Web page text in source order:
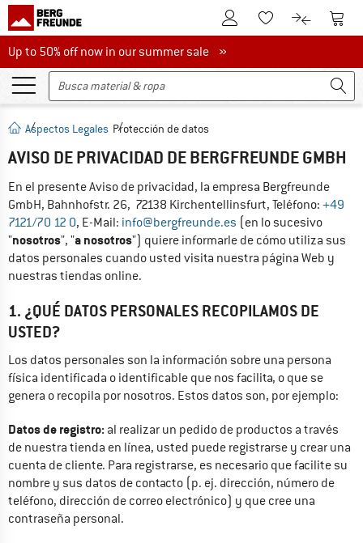
A la cuenta de cliente
A la lista de
A la A la
Up to 50% off now in our summer sale
Up to 50% off now in our summer sale »
Aspectos Legales Protección de datos
AVISO DE PRIVACIDAD DE BERGFREUNDE GMBH
En el presente Aviso de privacidad, la empresa Bergfreunde
GmbH, Bahnhofstr. 26, 72138 Kirchentellinsfurt, Teléfono: +49
7121/70 12 0, E-Mail: info@bergfreunde.es (en lo sucesivo
"nosotros", "a nosotros") quiere informarle de cómo utiliza sus
datos personales cuando usted visita nuestra página Web y
nuestras tiendas online.
1. ¿QUÉ DATOS PERSONALES RECOPILAMOS DE
USTED?
Los datos personales son la información sobre una persona
física identificada o identificable que nos facilita, o que se
genera o recopila por nosotros. Estos datos son, por ejemplo:
Datos de registro: al realizar un pedido de productos a través
de nuestra tienda en línea, usted puede registrarse y crear una
cuenta de cliente. Para registrarse, es necesario que facilite su
nombre y sus datos de contacto (p. ej. dirección, número de
teléfono, dirección de correo electrónico) y que cree una
contraseña personal.